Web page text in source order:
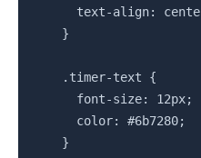
text-align:
    }
    .timer-text {
      font-size: 12px;
      color: #6b7280;
    }